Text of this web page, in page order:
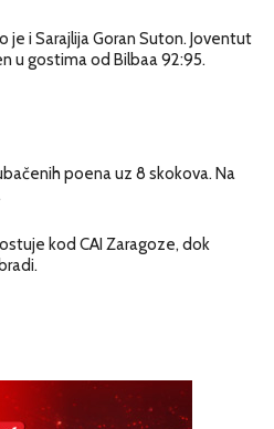
je i Sarajlija Goran Suton. Joventut
u gostima od Bilbaa 92:95.
poena uz 8 skokova. Na
kod CAI Zaragoze, dok